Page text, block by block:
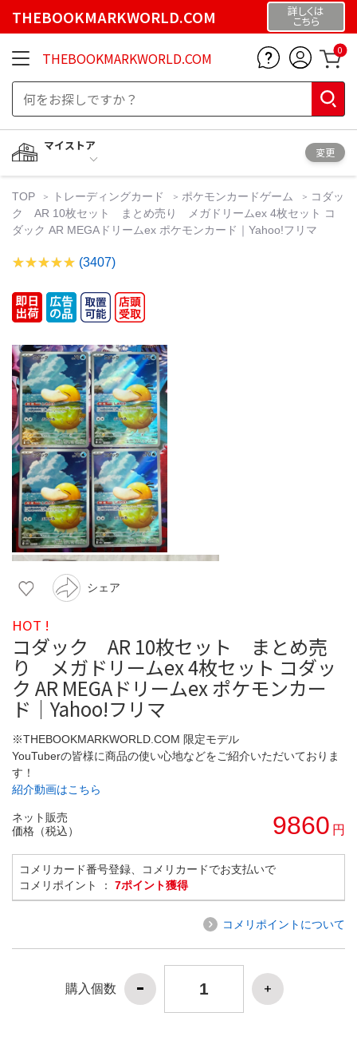
THEBOOKMARKWORLD.COM 詳しくは
こちら
THEBOOKMARKWORLD.COM 0
マイストア
変更
TOP トレーディングカード ポケモンカードゲーム
コダッ
ク AR 10枚セット まとめ売り メガドリームex 4枚セット コ
ダック AR MEGAドリームex ポケモンカード｜Yahoo!フリマ
(3407)
シェア
HOT !
コダック AR 10枚セット まとめ売
り メガドリームex 4枚セット コダッ
ク AR MEGAドリームex ポケモンカー
ド｜Yahoo!フリマ
※THEBOOKMARKWORLD.COM 限定モデル
YouTuberの皆様に商品の使い心地などをご紹介いただいておりま
す！
紹介動画はこちら
ネット販売
価格（税込）
9860 円
コメリカード番号登録、コメリカードでお支払いで
コメリポイント ： 7ポイント獲得
コメリポイントについて
購入個数